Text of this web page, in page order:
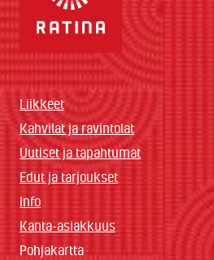
Liikkeet
Kahvilat ja ravintolat
Uutiset ja tapahtumat
Edut ja tarjoukset
Info
Kanta-asiakkuus
Pohjakartta